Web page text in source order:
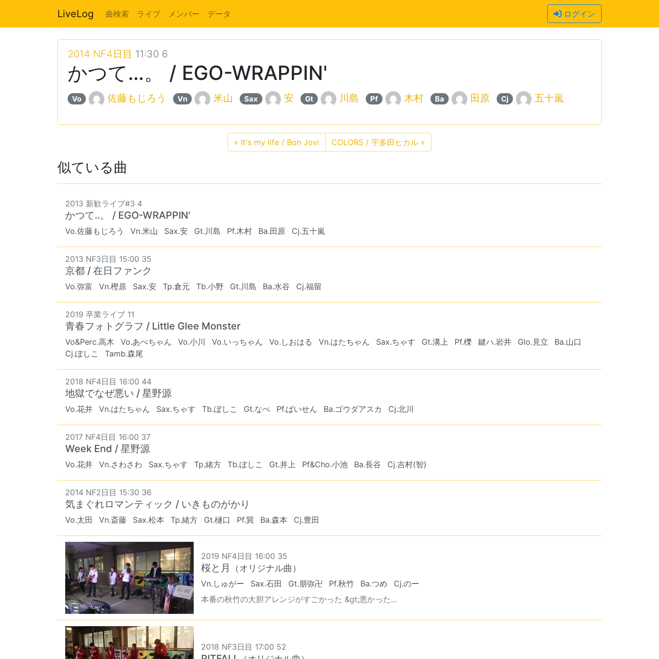
LiveLog 曲検索 ライブ メンバー データ ログイン
2014 NF4日目 11:30 6
かつて…。 / EGO-WRAPPIN'
Vo 佐藤もじろう Vn 米山 Sax 安 Gt 川島 Pf 木村 Ba 田原 Cj 五十嵐
« It's my life / Bon Jovi COLORS / 宇多田ヒカル »
似ている曲
2013 新歓ライブ#3 4
かつて‥。 / EGO-WRAPPIN'
Vo.佐藤もじろう Vn.米山 Sax.安 Gt.川島 Pf.木村 Ba.田原 Cj.五十嵐
2013 NF3日目 15:00 35
京都 / 在日ファンク
Vo.弥富 Vn.樫原 Sax.安 Tp.倉元 Tb.小野 Gt.川島 Ba.水谷 Cj.福留
2019 卒業ライブ 11
青春フォトグラフ / Little Glee Monster
Vo&Perc.高木 Vo.あべちゃん Vo.小川 Vo.いっちゃん Vo.しおはる Vn.はたちゃん Sax.ちゃす Gt.溝上 Pf.櫟 鍵ハ.岩井 Glo.見立
Ba.山口
Cj.ぼしこ
Tamb.森尾
2018 NF4日目 16:00 44
地獄でなぜ悪い / 星野源
Vo.花井 Vn.はたちゃん Sax.ちゃす Tb.ぼしこ Gt.なべ Pf.ぱいせん Ba.ゴウダアスカ Cj.北川
2017 NF4日目 16:00 37
Week End / 星野源
Vo.花井 Vn.さわさわ Sax.ちゃす Tp.緒方 Tb.ぼしこ Gt.井上 Pf&Cho.小池 Ba.長谷 Cj.吉村(智)
2014 NF2日目 15:30 36
気まぐれロマンティック / いきものがかり
Vo.太田 Vn.斎藤 Sax.松本 Tp.緒方 Gt.樋口 Pf.巽 Ba.森本 Cj.豊田
2019 NF4日目 16:00 35
桜と月 （オリジナル曲）
Vn.しゅがー Sax.石田 Gt.朋弥卍 Pf.秋竹 Ba.つめ
Cj.のー
本番の秋竹の大胆アレンジがすごかった &gt;悪かった...
2018 NF3日目 17:00 52